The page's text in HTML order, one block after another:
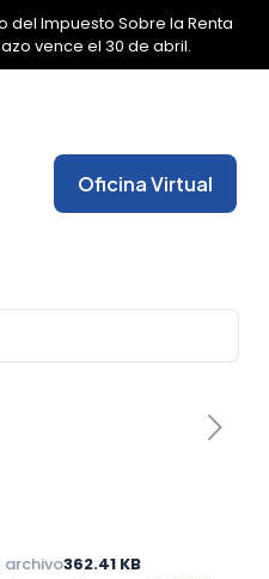
del Impuesto Sobre la Renta
vence el 30 de abril.
✕
Oficina Virtual
archivo362.41 KB